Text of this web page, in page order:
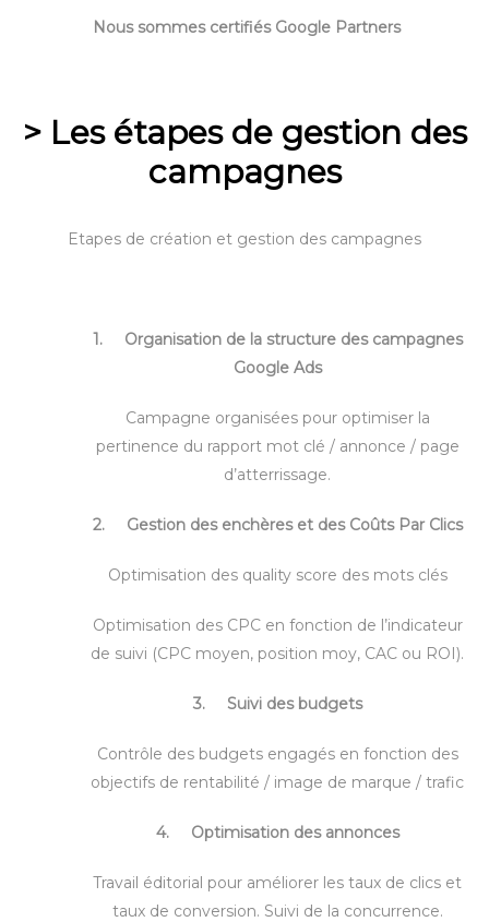
Nous sommes certifiés Google Partners
> Les étapes de gestion des
campagnes
Etapes de création et gestion des campagnes
1. Organisation de la structure des campagnes
Google Ads
Campagne organisées pour optimiser la
pertinence du rapport mot clé / annonce / page
d’atterrissage.
2. Gestion des enchères et des Coûts Par Clics
Optimisation des quality score des mots clés
Optimisation des CPC en fonction de l’indicateur
de suivi (CPC moyen, position moy, CAC ou ROI).
3. Suivi des budgets
Contrôle des budgets engagés en fonction des
objectifs de rentabilité / image de marque / trafic
4. Optimisation des annonces
Travail éditorial pour améliorer les taux de clics et
taux de conversion. Suivi de la concurrence.